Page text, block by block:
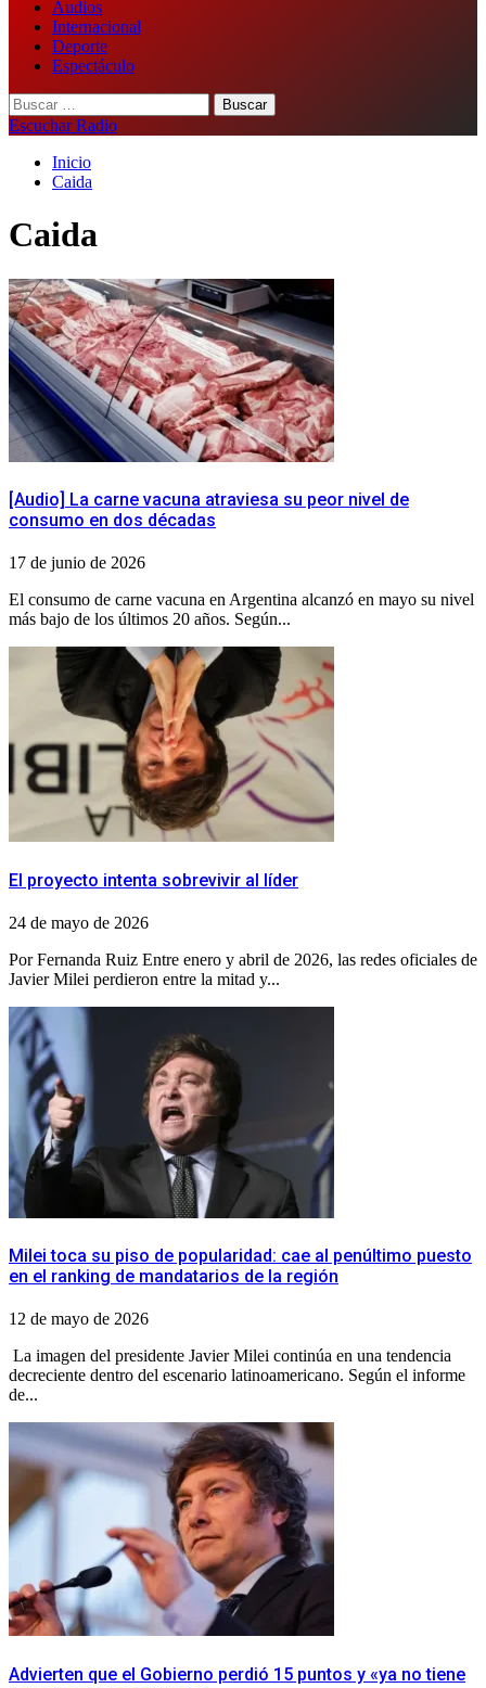
Audios
Internacional
Deporte
Espectáculo
Buscar:
Escuchar Radio
Inicio
Caida
Caida
[Audio] La carne vacuna atraviesa su peor nivel de
consumo en dos décadas
17 de junio de 2026
El consumo de carne vacuna en Argentina alcanzó en mayo su nivel
más bajo de los últimos 20 años. Según...
El proyecto intenta sobrevivir al líder
24 de mayo de 2026
Por Fernanda Ruiz Entre enero y abril de 2026, las redes oficiales de
Javier Milei perdieron entre la mitad y...
​Milei toca su piso de popularidad: cae al penúltimo puesto
en el ranking de mandatarios de la región
12 de mayo de 2026
​ ​La imagen del presidente Javier Milei continúa en una tendencia
decreciente dentro del escenario latinoamericano. Según el informe
de...
Advierten que el Gobierno perdió 15 puntos y «ya no tiene